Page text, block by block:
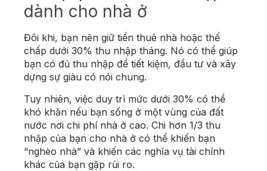
dành cho nhà ở
Đôi khi, bạn nên giữ tiền thuê nhà hoặc thế
chấp dưới 30% thu nhập tháng. Nó có thể giúp
bạn có đủ thu nhập để tiết kiệm, đầu tư và xây
dựng sự giàu có nói chung.
Tuy nhiên, việc duy trì mức dưới 30% có thể
khó khăn nếu bạn sống ở một vùng của đất
nước nơi chi phí nhà ở cao. Chi hơn 1/3 thu
nhập của bạn cho nhà ở có thể khiến bạn
“nghèo nhà” và khiến các nghĩa vụ tài chính
khác của bạn gặp rủi ro.